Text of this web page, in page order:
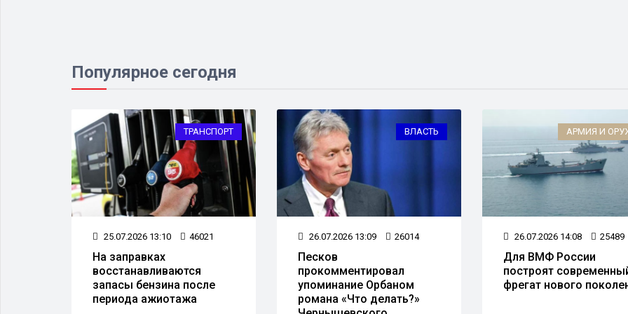
Популярное сегодня
ТРАНСПОРТ
25.07.2026 13:10 46021
На заправках
восстанавливаются
запасы бензина после
периода ажиотажа
ВЛАСТЬ
26.07.2026 13:09 26014
Песков
прокомментировал
упоминание Орбаном
романа «Что делать?»
АРМИЯ И
26.07.2026 14:08 25489
Для ВМФ России
построят
фрегат нового